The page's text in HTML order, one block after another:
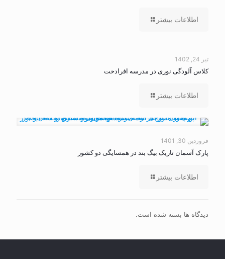
اطلاعات بیشتر
تیر 24, 1402
کلاس آلودگی نوری در مدرسه افرادخت
اطلاعات بیشتر
فروردین 30, 1401
پارک آسمان تاریک بیگ بند در همسایگی دو کشور
اطلاعات بیشتر
دیدگاه ها بسته شده است.